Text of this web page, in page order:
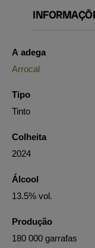
A adega
Arrocal
Tipo
Tinto
Colheita
2024
Álcool
13.5% vol.
Produção
180 000 garrafas